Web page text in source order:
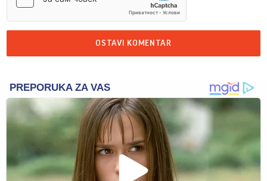
OSTAVI KOMENTAR